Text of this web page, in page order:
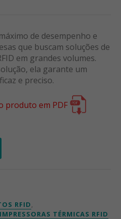
de desempenho e
que buscam soluções de
em grandes volumes.
ela garante um
e preciso.
produto em PDF
RFID,
IMPRESSORAS TÉRMICAS RFID